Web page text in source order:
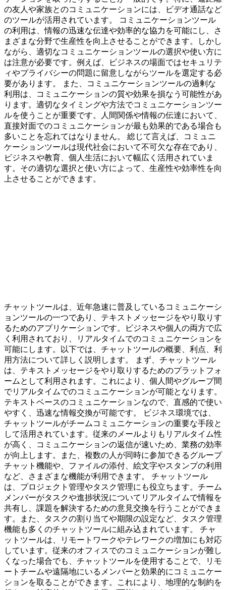
の友人や家族とのコミュニケーションには、ビデオ通話など
のツールが活用されています。 コミュニケーションツール
の利用は、情報の迅速な伝達や効率的な協力を可能にし、さ
まざまな分野で生産性を向上させることができます。しかし
ながら、適切なコミュニケーションツールの選択や使い方に
は注意が必要です。例えば、ビジネスの場面ではセキュリテ
ィやプライバシーの問題に留意しながらツールを選定する必
要があります。 また、コミュニケーションツールの過剰な
利用は、コミュニケーションの質や効果を損なう可能性があ
ります。適切なタイミングや方法でコミュニケーションツー
ルを使うことが重要です。人間関係や情報の伝達において、
直接対面でのコミュニケーションが最も効果的である場合も
多いことを忘れてはなりません。 総じて言えば、コミュニ
ケーションツールは現代社会において不可欠な存在であり、
ビジネスや教育、個人生活において幅広く活用されていま
す。その適切な選択と使い方によって、生産性や効率性を向
上させることができます。
チャットツールは、近年急速に普及しているコミュニケーシ
ョンツールの一つであり、テキストメッセージをやり取りす
るためのアプリケーションです。ビジネスや個人の両方で広
く利用されており、リアルタイムでのコミュニケーションを
可能にします。以下では、チャットツールの概要、利点、利
用方法について詳しく説明します。 まず、チャットツール
は、テキストメッセージをやり取りするためのプラットフォ
ームとして利用されます。これにより、個人間やグループ間
でリアルタイムでのコミュニケーションが可能となります。
テキストベースのコミュニケーションなので、直感的で使い
やすく、迅速な情報交換が可能です。 ビジネス環境では、
チャットツールがチームコミュニケーションの重要な手段と
して活用されています。従来のメールよりもリアルタイム性
が高く、コミュニケーションの返信が速いため、業務の効率
が向上します。また、複数の人が同時に参加できるグループ
チャット機能や、ファイルの添付、絵文字やスタンプの利用
など、さまざまな機能が利用できます。 チャットツール
は、プロジェクト管理やタスク管理にも役立ちます。チーム
メンバーがタスクや進捗状況についてリアルタイムで情報を
共有し、課題を解決するための意見交換を行うことができま
す。また、タスクの割り当てや期限の設定など、タスク管理
機能も多くのチャットツールに組み込まれています。 チャ
ットツールは、リモートワークやテレワークの増加にも対応
しています。従来のオフィスでのコミュニケーションが難し
くなった場合でも、チャットツールを使用することで、リモ
ートチームや遠隔地にいるメンバーと効果的にコミュニケー
ションを取ることができます。これにより、地理的な制約を